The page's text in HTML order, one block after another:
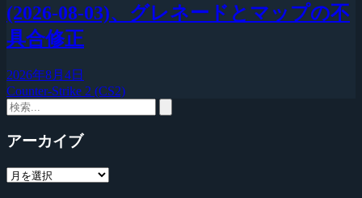
(2026-08-03)、グレネードとマップの不
具合修正
2026年8月4日
Counter-Strike 2 (CS2)
アーカイブ